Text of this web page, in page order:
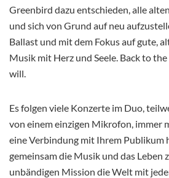
Greenbird dazu entschieden, alle
und sich von Grund auf neu
Ballast und mit dem Fokus auf gute,
Musik mit Herz und Seele. Back to
will.
Es folgen viele Konzerte im Duo,
von einem einzigen Mikrofon, immer
eine Verbindung mit Ihrem Publikum
gemeinsam die Musik und das Leben
unbändigen Mission die Welt mit